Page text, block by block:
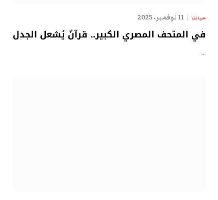
حياتنا 11 نوفمبر، 2025
في المتحف المصري الكبير.. قرآنٌ يُشعل الجدل
…